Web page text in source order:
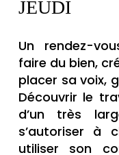
JEUDI
Un rendez-
faire du bien,
placer sa voix,
Découvrir le
d’un très
s’autoriser
utiliser son